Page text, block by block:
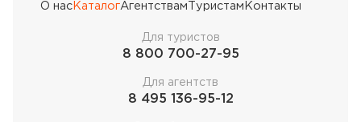
О насКаталогАгентствам Туристам Контакты
Для туристов
8 800 700-27-95
Для агентств
8 495 136-95-12